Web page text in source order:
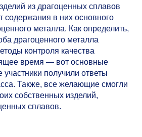
из драгоценных сплавов
содержания в них основного
металла. Как определить,
драгоценного металла
контроля качества
время — вот основные
получили ответы
Также, все желающие смогли
собственных изделий,
сплавов.